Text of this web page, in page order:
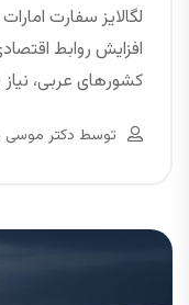
لگالایز سفارت
افزایش روابط
کشورهای عربی،
توسط دکتر موسی